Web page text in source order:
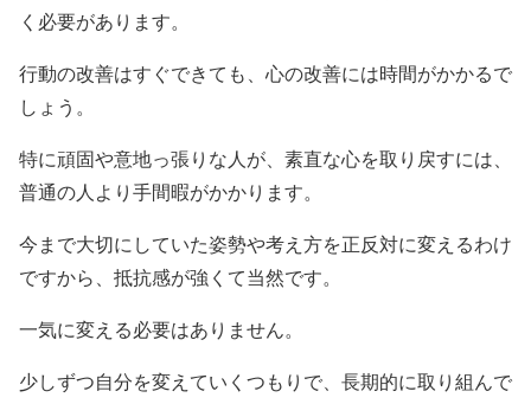
く必要があります。
行動の改善はすぐできても、心の改善には時間がかかるで
しょう。
特に頑固や意地っ張りな人が、素直な心を取り戻すには、
普通の人より手間暇がかかります。
今まで大切にしていた姿勢や考え方を正反対に変えるわけ
ですから、抵抗感が強くて当然です。
一気に変える必要はありません。
少しずつ自分を変えていくつもりで、長期的に取り組んで